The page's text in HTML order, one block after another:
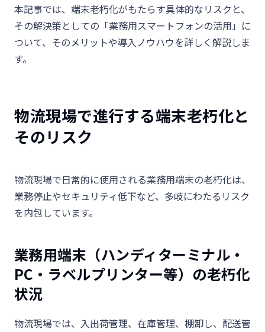
本記事では、端末老朽化がもたらす具体的なリスクと、
その解決策としての「業務用スマートフォンの活用」に
ついて、そのメリットや導入ノウハウを詳しく解説しま
す。
物流現場で進行する端末老朽化と
そのリスク
物流現場で日常的に使用される業務用端末の老朽化は、
業務停止やセキュリティ低下など、多岐にわたるリスク
を内包しています。
業務用端末（ハンディターミナル・
PC・ラベルプリンター等）の老朽化
状況
物流現場では、入出荷管理、在庫管理、棚卸し、配送管